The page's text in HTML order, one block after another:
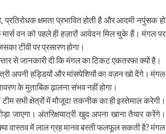
क्षमता प्रभावित होती है और आदमी नपुंसक हो
मार्स वन को पहले ही हज़ारों आवेदन मिल चुके हैं। मंगल पर
टीवी पर प्रसारण होगा।
से जानकारी दी कि मंगल का टिकट एकतरफा क्यों है।
अपनी हड्डियों और मांसपेशियों का वज़न खो देंगे। मंगल
के मुताबिक ढ़ालना संभव नहीं होगा।
टीम सभी क्षेत्रों में मौजूदा तकनीक का ही इस्तेमाल करेगी।
जाएगा। अंतरिक्षयात्री खुद अपना खाना तैयार करेंगे।
वास्तव में लाल ग्रह मानव बस्ती फलफूल सकती है? मंगल